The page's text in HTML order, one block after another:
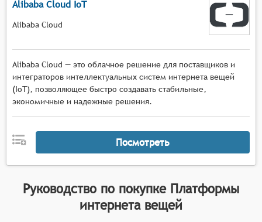
Обладать способностью развёртывать
Alibaba Cloud IoT
Alibaba Cloud
Alibaba Cloud — это облачное решение для поставщиков и
интеграторов интеллектуальных систем интернета вещей
(IoT), позволяющее быстро создавать стабильные,
экономичные и надежные решения.
Посмотреть
Руководство по покупке Платформы
интернета вещей